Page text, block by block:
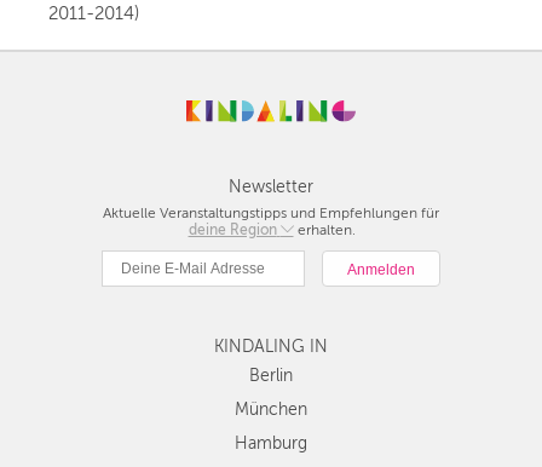
2011-2014)
Newsletter
Aktuelle Veranstaltungstipps und Empfehlungen für
deine Region
Berlin
München
Hamburg
Köln
Düsseldorf
Stuttgart
Essen
erhalten.
KINDALING IN
Berlin
München
Hamburg